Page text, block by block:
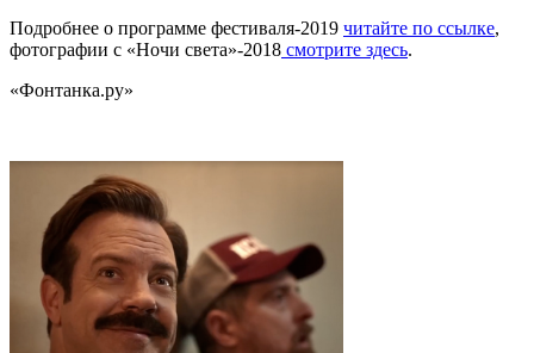
Подробнее о программе фестиваля-2019 читайте по ссылке,
фотографии с «Ночи света»-2018 смотрите здесь.
«Фонтанка.ру»